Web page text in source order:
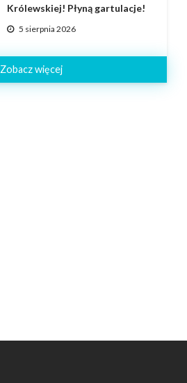
Królewskiej! Płyną gartulacje!
5 sierpnia 2026
Zobacz więcej